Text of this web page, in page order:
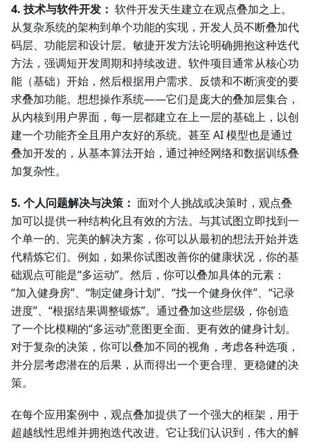
4. 技术与软件开发： 软件开发天生建立在观点叠加之上。
从复杂系统的架构到单个功能的实现，开发人员不断叠加代
码层、功能层和设计层。敏捷开发方法论明确拥抱这种迭代
方法，强调短开发周期和持续改进。软件项目通常从核心功
能（基础）开始，然后根据用户需求、反馈和不断演变的要
求叠加功能。想想操作系统——它们是庞大的叠加层集合，
从内核到用户界面，每一层都建立在上一层的基础上，以创
建一个功能齐全且用户友好的系统。甚至 AI 模型也是通过
叠加开发的，从基本算法开始，通过神经网络和数据训练叠
加复杂性。
5. 个人问题解决与决策： 面对个人挑战或决策时，观点叠
加可以提供一种结构化且有效的方法。与其试图立即找到一
个单一的、完美的解决方案，你可以从最初的想法开始并迭
代精炼它们。例如，如果你试图改善你的健康状况，你的基
础观点可能是“多运动”。然后，你可以叠加具体的元素：
“加入健身房”、“制定健身计划”、“找一个健身伙伴”、“记录
进度”、“根据结果调整锻炼”。通过叠加这些层级，你创造
了一个比模糊的“多运动”意图更全面、更有效的健身计划。
对于复杂的决策，你可以叠加不同的视角，考虑各种选项，
并分层考虑潜在的后果，从而得出一个更合理、更稳健的决
策。
在每个应用案例中，观点叠加提供了一个强大的框架，用于
超越线性思维并拥抱迭代改进。它让我们认识到，伟大的解